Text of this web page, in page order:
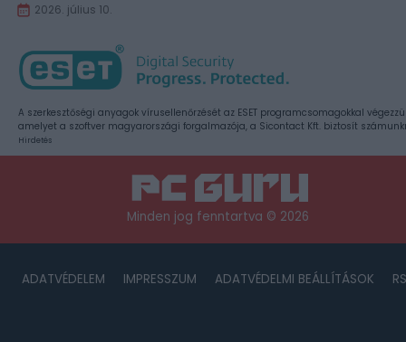
2026. július 10.
A szerkesztőségi anyagok vírusellenőrzését az ESET programcsomagokkal
amelyet a szoftver magyarországi forgalmazója, a Sicontact Kft. biztosít
Hirdetés
Minden jog fenntartva © 2026
ADATVÉDELEM IMPRESSZUM ADATVÉDELMI BEÁLLÍTÁSOK